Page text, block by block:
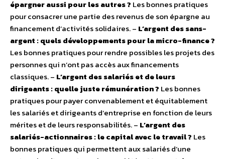
épargner aussi pour les autres ? Les bonnes pratiques
pour consacrer une partie des revenus de son épargne au
financement d’activités solidaires. – L’argent des sans-
argent : quels développements pour la micro-finance ?
Les bonnes pratiques pour rendre possibles les projets des
personnes qui n’ont pas accès aux financements
classiques. – L’argent des salariés et de leurs
dirigeants : quelle juste rémunération ? Les bonnes
pratiques pour payer convenablement et équitablement
les salariés et dirigeants d’entreprise en fonction de leurs
mérites et de leurs responsabilités. – L’argent des
salariés-actionnaires : le capital avec le travail ? Les
bonnes pratiques qui permettent aux salariés d’une